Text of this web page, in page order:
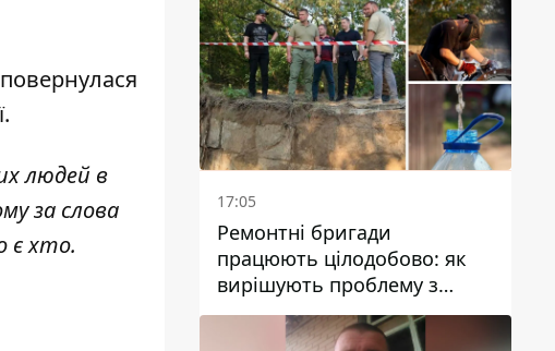
людей в
за слова
є хто.
17:05
Ремонтні бригади
працюють цілодобово: як
вирішують проблему з
водою у Марганецькій
громаді